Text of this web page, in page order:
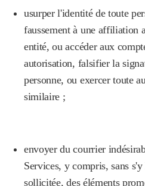
usurper l'identité de toute
faussement à une affiliation
entité, ou accéder aux
autorisation, falsifier la
personne, ou exercer toute
similaire ;
envoyer du courrier
Services, y compris, sans
sollicitée, des éléments